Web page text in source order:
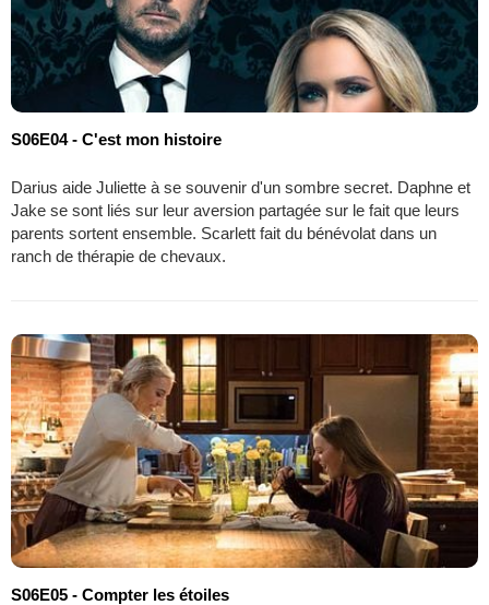
S06E04 - C'est mon histoire
Darius aide Juliette à se souvenir d'un sombre secret. Daphne et
Jake se sont liés sur leur aversion partagée sur le fait que leurs
parents sortent ensemble. Scarlett fait du bénévolat dans un
ranch de thérapie de chevaux.
S06E05 - Compter les étoiles